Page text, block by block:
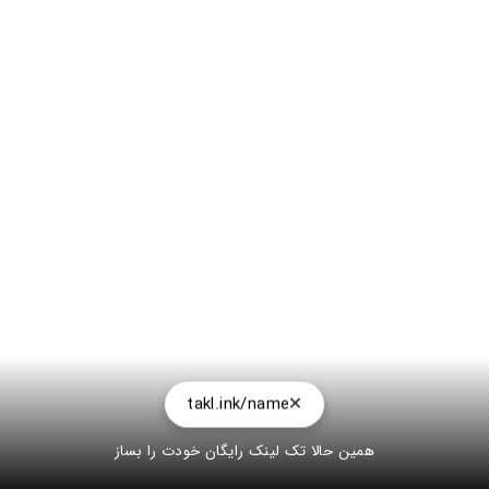
takl.ink/name
همین حالا تک لینک رایگان خودت را بساز